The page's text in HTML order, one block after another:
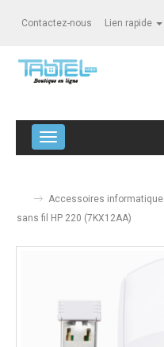
Contactez-nous Lien rapide
Navigation bascule
Accessoires informatique
sans fil HP 220 (7KX12AA)